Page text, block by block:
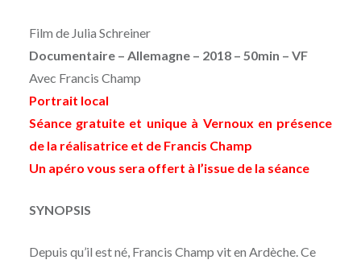
Film de Julia Schreiner
Documentaire – Allemagne – 2018 – 50min – VF
Avec Francis Champ
Portrait local
Séance gratuite et unique à Vernoux en présence
de la réalisatrice et de Francis Champ
Un apéro vous sera offert à l’issue de la séance
SYNOPSIS
Depuis qu’il est né, Francis Champ vit en Ardèche. Ce